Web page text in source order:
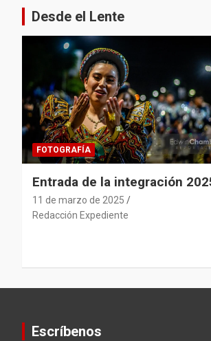
Desde el Lente
FOTOGRAFÍA
Entrada de la integración
11 de marzo de 2025
Redacción Expediente
Escríbenos